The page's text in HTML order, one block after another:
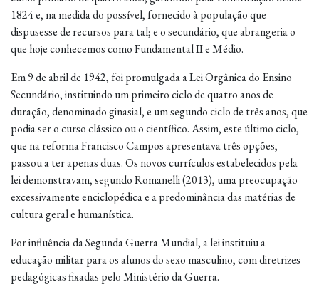
1824 e, na medida do possível, fornecido à população que
dispusesse de recursos para tal; e o secundário, que abrangeria o
que hoje conhecemos como Fundamental II e Médio.
Em 9 de abril de 1942, foi promulgada a Lei Orgânica do Ensino
Secundário, instituindo um primeiro ciclo de quatro anos de
duração, denominado ginasial, e um segundo ciclo de três anos, que
podia ser o curso clássico ou o científico. Assim, este último ciclo,
que na reforma Francisco Campos apresentava três opções,
passou a ter apenas duas. Os novos currículos estabelecidos pela
lei demonstravam, segundo Romanelli (2013), uma preocupação
excessivamente enciclopédica e a predominância das matérias de
cultura geral e humanística.
Por influência da Segunda Guerra Mundial, a lei instituiu a
educação militar para os alunos do sexo masculino, com diretrizes
pedagógicas fixadas pelo Ministério da Guerra.